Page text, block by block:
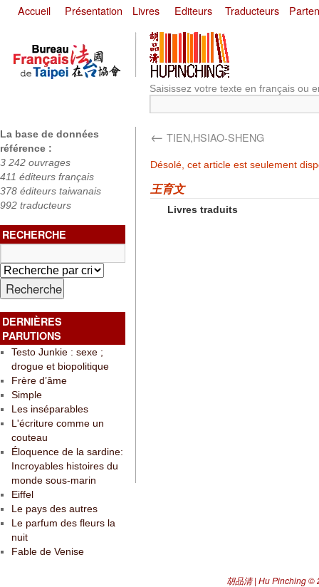
Accueil Présentation Livres Editeurs Traducteurs
Saisissez votre texte en français ou
La base de données
référence :
3 242 ouvrages
411 éditeurs français
378 éditeurs taiwanais
992 traducteurs
RECHERCHE
DERNIÈRES
PARUTIONS
Testo Junkie : sexe ;
drogue et biopolitique
Frère d’âme
Simple
Les inséparables
L'écriture comme un
couteau
Éloquence de la sardine:
Incroyables histoires du
monde sous-marin
Eiffel
Le pays des autres
Le parfum des fleurs la
nuit
Fable de Venise
← TIEN,HSIAO-SHENG
Désolé, cet article est seulement
王育文
Livres traduits
胡品清 | Hu Pinching©